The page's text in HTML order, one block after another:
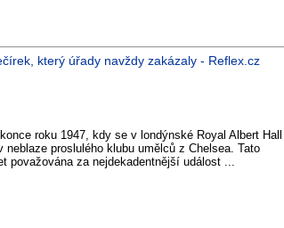
který úřady navždy zakázaly - Reflex.cz
roku 1947, kdy se v londýnské Royal Albert Hall
proslulého klubu umělců z Chelsea. Tato
považována za nejdekadentnější událost ...